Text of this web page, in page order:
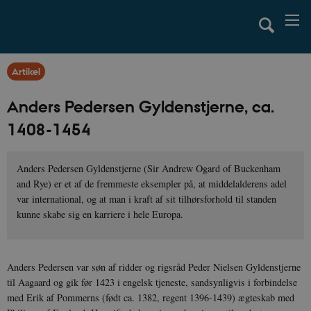
Artikel
Anders Pedersen Gyldenstjerne, ca.
1408-1454
Anders Pedersen Gyldenstjerne (Sir Andrew Ogard of Buckenham
and Rye) er et af de fremmeste eksempler på, at middelalderens adel
var international, og at man i kraft af sit tilhørsforhold til standen
kunne skabe sig en karriere i hele Europa.
Anders Pedersen var søn af ridder og rigsråd Peder Nielsen Gyldenstjerne
til Aagaard og gik før 1423 i engelsk tjeneste, sandsynligvis i forbindelse
med Erik af Pommerns (født ca. 1382, regent 1396-1439) ægteskab med